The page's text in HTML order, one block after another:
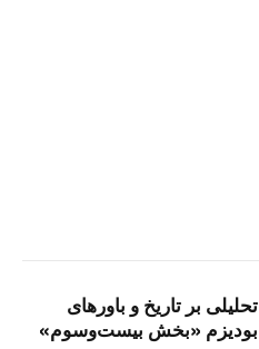
تحلیلی بر تاریخ و باورهای
بودیزم «بخش بیست‌وسوم»